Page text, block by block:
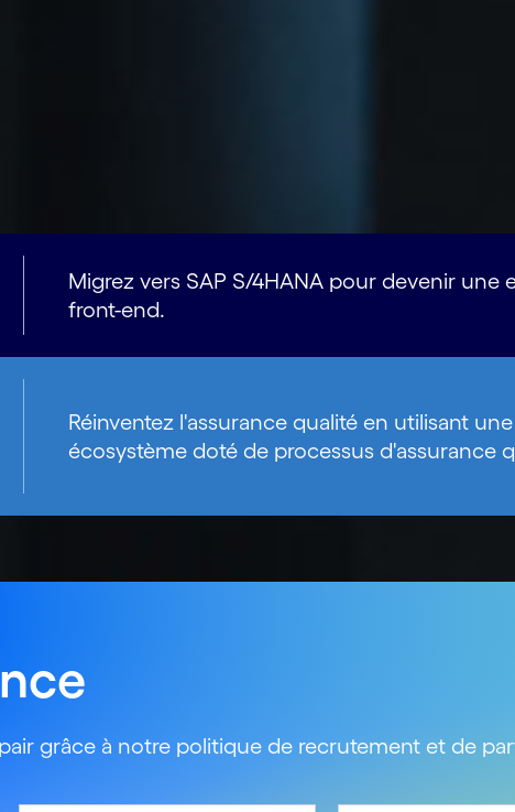
Migrez vers SAP S/4HANA pour devenir une
front-end.
Réinventez l'assurance qualité en utilisant
écosystème doté de processus d'assurance
grâce à notre politique de recrutement et de